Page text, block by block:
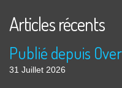
Articles récents
31 Juillet 2026